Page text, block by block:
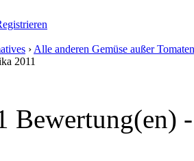
› Alle anderen Gemüse außer Tomaten
2011
Bewertung(en)